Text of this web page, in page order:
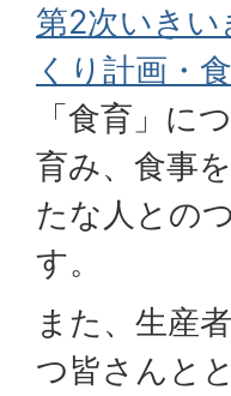
第2次いき
くり計画・
「食育」に
育み、食事
たな人との
す。
また、生産
つ皆さんと